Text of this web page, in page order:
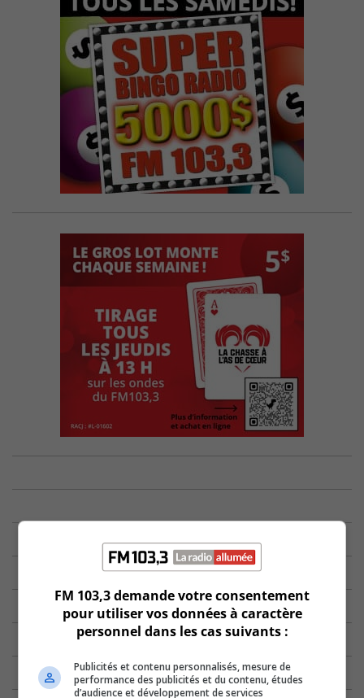
FM 103,3 demande votre consentement
pour utiliser vos données à caractère
personnel dans les cas suivants :
Publicités et contenu personnalisés, mesure de
performance des publicités et du contenu, études
d’audience et développement de services